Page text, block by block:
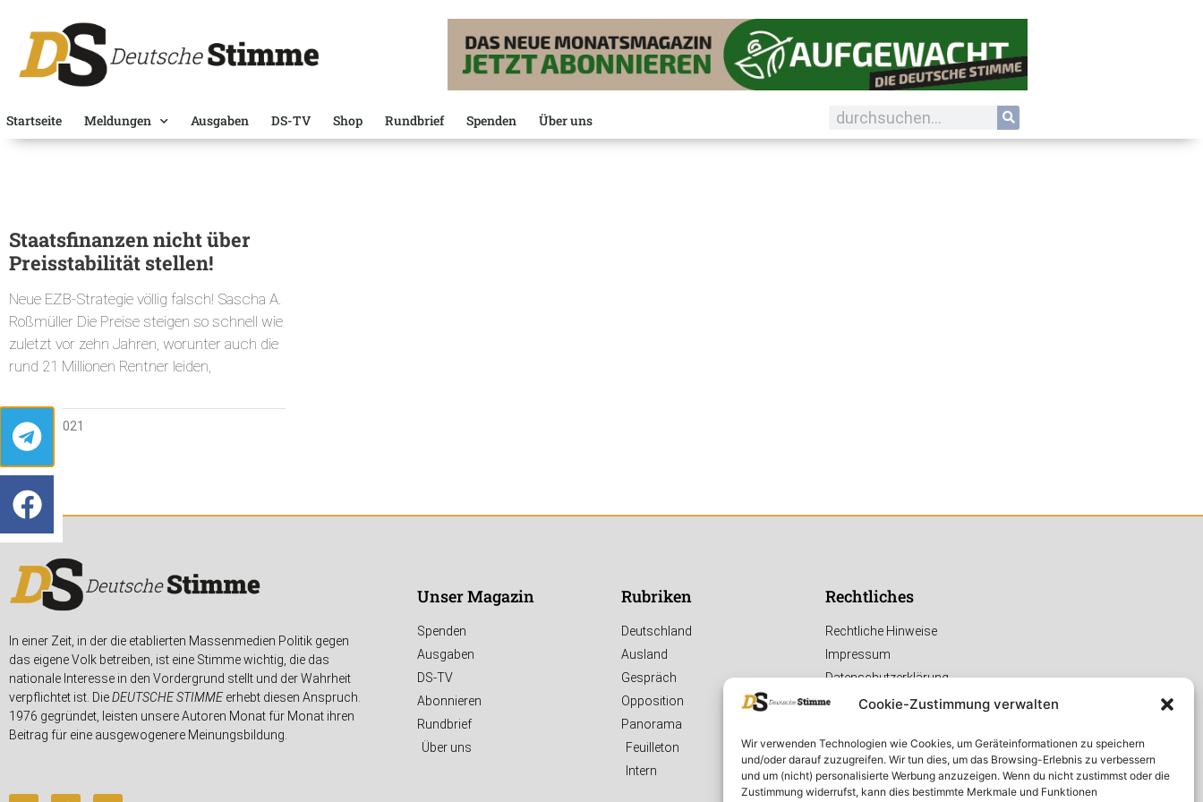
Cookie-Zustimmung verwalten
Wir verwenden Technologien wie Cookies, um Geräteinformationen zu speichern
und/oder darauf zuzugreifen. Wir tun dies, um das Browsing-Erlebnis zu verbessern
und um (nicht) personalisierte Werbung anzuzeigen. Wenn du nicht zustimmst oder die
Zustimmung widerrufst, kann dies bestimmte Merkmale und Funktionen
Startseite Meldungen Ausgaben DS-TV Shop Rundbrief Spenden Über uns
Staatsfinanzen nicht über
Preisstabilität stellen!
Neue EZB-Strategie völlig falsch! Sascha A.
Roßmüller Die Preise steigen so schnell wie
zuletzt vor zehn Jahren, worunter auch die
rund 21 Millionen Rentner leiden,
10. JULI 2021
In einer Zeit, in der die etablierten Massenmedien Politik gegen
das eigene Volk betreiben, ist eine Stimme wichtig, die das
nationale Interesse in den Vordergrund stellt und der Wahrheit
verpflichtet ist. DieDEUTSCHE STIMMEerhebt diesen Anspruch.
1976 gegründet, leisten unsere Autoren Monat für Monat ihren
Beitrag für eine ausgewogenere Meinungsbildung.
Unser Magazin
Spenden
Ausgaben
DS-TV
Abonnieren
Rundbrief
Über uns
Rubriken
Deutschland
Ausland
Gespräch
Opposition
Panorama
Feuilleton
Intern
Rechtliches
Rechtliche Hinweise
Impressum
Datenschutzerklärung